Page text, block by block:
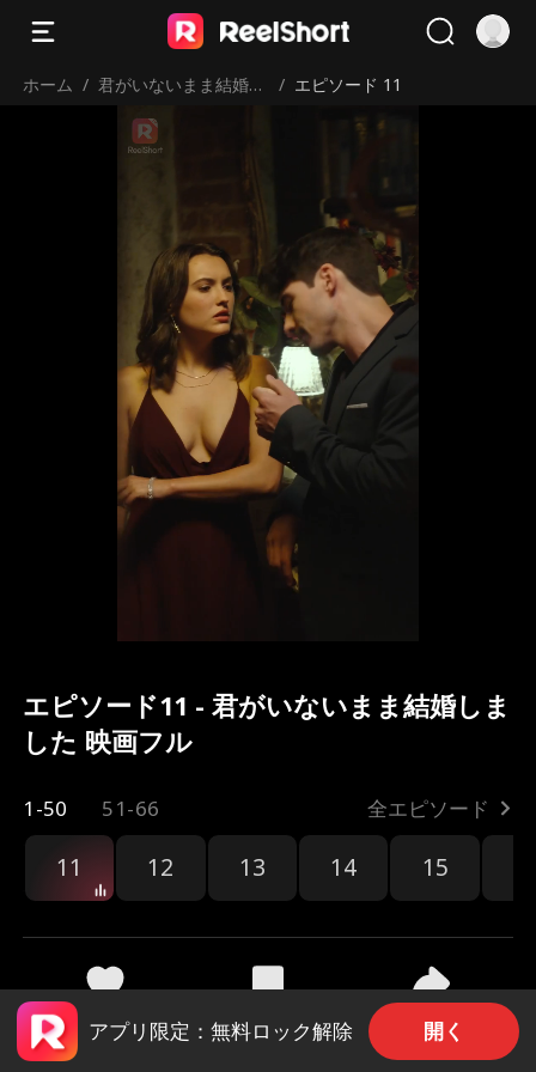
ホーム / 君がいないまま結婚し
ました
/ エピソード 11
エピソード11 - 君がいないまま結婚しま
した 映画フル
1-50 51-66 全エピソード
11 12 13 14 15
2.3k 735 共有
アプリ限定：無料ロック解除 開く